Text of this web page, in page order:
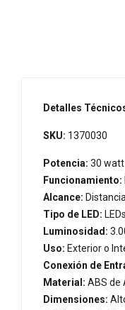
Detalles
SKU: 1370030
Potencia: 30 watt
Funcionamiento:
Alcance:
Tipo de LED:
Luminosidad:
Uso: Exterior o
Conexión de
Material: ABS de
Dimensiones: